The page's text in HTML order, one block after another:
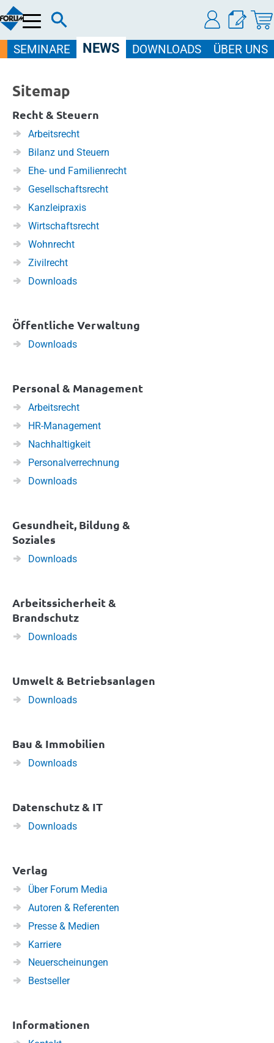
Menü
SEMINARE NEWS DOWNLOADS ÜBER UNS
Sitemap
Recht & Steuern
Arbeitsrecht
Bilanz und Steuern
Ehe- und Familienrecht
Gesellschaftsrecht
Kanzleipraxis
Wirtschaftsrecht
Wohnrecht
Zivilrecht
Downloads
Öffentliche Verwaltung
Downloads
Personal & Management
Arbeitsrecht
HR-Management
Nachhaltigkeit
Personalverrechnung
Downloads
Gesundheit, Bildung &
Soziales
Downloads
Arbeitssicherheit &
Brandschutz
Downloads
Umwelt & Betriebsanlagen
Downloads
Bau & Immobilien
Downloads
Datenschutz & IT
Downloads
Verlag
Über Forum Media
Autoren & Referenten
Presse & Medien
Karriere
Neuerscheinungen
Bestseller
Informationen